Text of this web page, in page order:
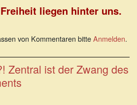
liegen hinter uns.
von Kommentaren bitteAnmelden.
Zentral ist der Zwang des